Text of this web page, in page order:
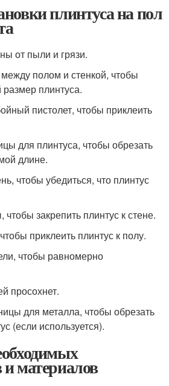
плинтуса на пол
от пыли и грязи.
полом и стенкой, чтобы
плинтуса.
пистолет, чтобы приклеить
для плинтуса, чтобы обрезать
длине.
чтобы убедиться, что плинтус
закрепить плинтус к стене.
приклеить плинтус к полу.
чтобы равномерно
просохнет.
для металла, чтобы обрезать
(если используется).
материалов